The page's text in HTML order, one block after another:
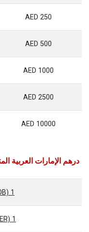
250 AED
500 AED
1000 AED
2500 AED
10000 AED
درهم الإمارات العربية
1 AED = 1.8818 (BOB)
1 AED = 68.1452 (YER)